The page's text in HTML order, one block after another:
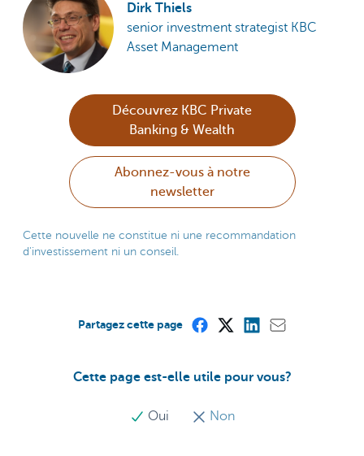
Dirk Thiels
senior investment strategist KBC
Asset Management
Découvrez KBC Private
Banking & Wealth
Abonnez-vous à notre
newsletter
Cette nouvelle ne constitue ni une recommandation
d'investissement ni un conseil.
Cette page est-elle utile pour vous?
Oui Non
Partagez cette page